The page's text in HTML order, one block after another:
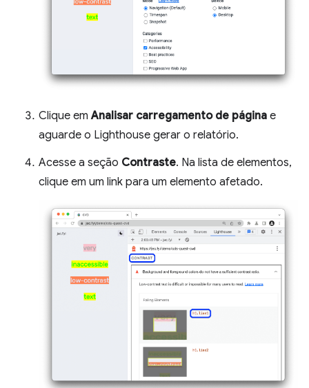
Clique emAnalisar carregamento de página e
aguarde o Lighthouse gerar o relatório.
Acesse a seção Contraste. Na lista de elementos,
clique em um link para um elemento afetado.